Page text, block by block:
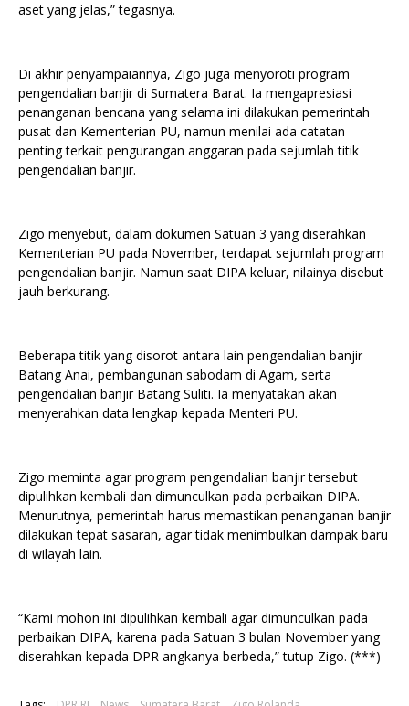
aset yang jelas,” tegasnya.
Di akhir penyampaiannya, Zigo juga menyoroti program
pengendalian banjir di Sumatera Barat. Ia mengapresiasi
penanganan bencana yang selama ini dilakukan pemerintah
pusat dan Kementerian PU, namun menilai ada catatan
penting terkait pengurangan anggaran pada sejumlah titik
pengendalian banjir.
Zigo menyebut, dalam dokumen Satuan 3 yang diserahkan
Kementerian PU pada November, terdapat sejumlah program
pengendalian banjir. Namun saat DIPA keluar, nilainya disebut
jauh berkurang.
Beberapa titik yang disorot antara lain pengendalian banjir
Batang Anai, pembangunan sabodam di Agam, serta
pengendalian banjir Batang Suliti. Ia menyatakan akan
menyerahkan data lengkap kepada Menteri PU.
Zigo meminta agar program pengendalian banjir tersebut
dipulihkan kembali dan dimunculkan pada perbaikan DIPA.
Menurutnya, pemerintah harus memastikan penanganan banjir
dilakukan tepat sasaran, agar tidak menimbulkan dampak baru
di wilayah lain.
“Kami mohon ini dipulihkan kembali agar dimunculkan pada
perbaikan DIPA, karena pada Satuan 3 bulan November yang
diserahkan kepada DPR angkanya berbeda,” tutup Zigo. (***)